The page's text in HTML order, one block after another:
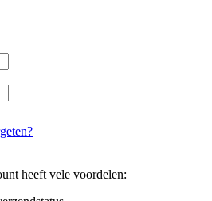
heeft vele voordelen: